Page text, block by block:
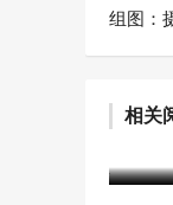
组图：
相关
传工